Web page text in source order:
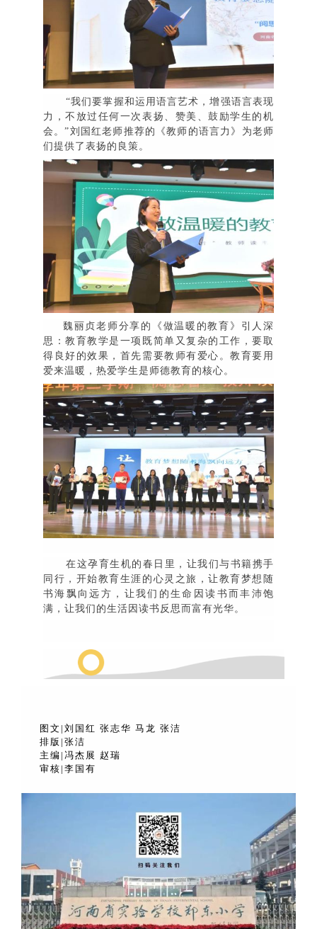
“我们要掌握和运用语言艺术，增强语言表现
力，不放过任何一次表扬、赞美、鼓励学生的机
会。”刘国红老师推荐的《教师的语言力》为老师
们提供了表扬的良策。
魏丽贞老师分享的《做温暖的教育》引人深
思：教育教学是一项既简单又复杂的工作，要取
得良好的效果，首先需要教师有爱心。教育要用
爱来温暖，热爱学生是师德教育的核心。
在这孕育生机的春日里，让我们与书籍携手
同行，开始教育生涯的心灵之旅，让教育梦想随
书海飘向远方，让我们的生命因读书而丰沛饱
满，让我们的生活因读书反思而富有光华。
图文 | 刘国红 张志华 马龙 张洁
排版 | 张洁
主编 | 冯杰展 赵瑞
审核 | 李国有